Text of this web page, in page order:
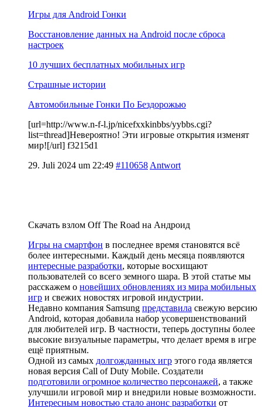
Игры для Android Гонки
Восстановление данных на Android после сброса
настроек
10 лучших бесплатных мобильных игр
Страшные истории
Автомобильные Гонки По Бездорожью
[url=http://www.n-f-l.jp/nicefxxkinbbs/yybbs.cgi?
list=thread]Невероятно! Эти игровые открытия изменят
мир![/url] f3215d1
29. Juli 2024 um 22:49 #110658 Antwort
Скачать взлом Off The Road на Андроид
Игры на смартфон в последнее время становятся всё
более интересными. Каждый день месяца появляются
интересные разработки, которые восхищают
пользователей со всего земного шара. В этой статье мы
расскажем о новейших обновлениях из мира мобильных
игр и свежих новостях игровой индустрии.
Недавно компания Samsung представила свежую версию
Android, которая добавила набор усовершенствований
для любителей игр. В частности, теперь доступны более
высокие визуальные параметры, что делает время в игре
ещё приятным.
Одной из самых долгожданных игр этого года является
новая версия Call of Duty Mobile. Создатели
подготовили огромное количество персонажей, а также
улучшили игровой мир и внедрили новые возможности.
Интересным новостью стало анонс разработки от